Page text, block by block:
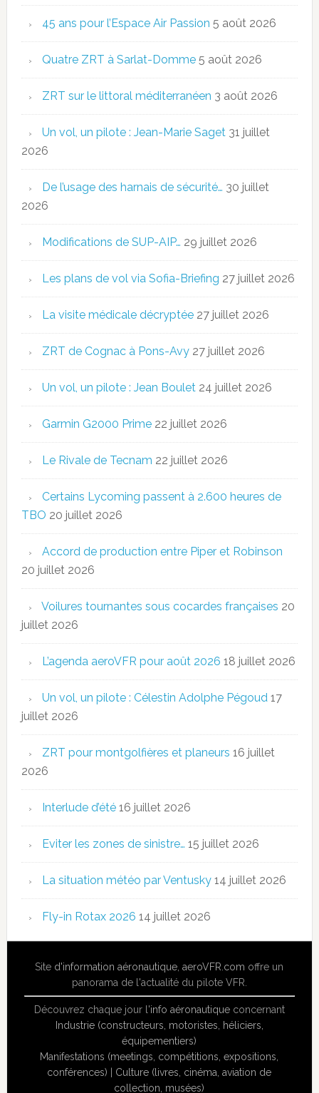
45 ans pour l’Espace Air Passion 5 août 2026
Quatre ZRT à Sarlat-Domme 5 août 2026
ZRT sur le littoral méditerranéen 3 août 2026
Un vol, un pilote : Jean-Marie Saget 31 juillet
2026
De l’usage des harnais de sécurité… 30 juillet
2026
Modifications de SUP-AIP… 29 juillet 2026
Les plans de vol via Sofia-Briefing 27 juillet 2026
La visite médicale décryptée 27 juillet 2026
ZRT de Cognac à Pons-Avy 27 juillet 2026
Un vol, un pilote : Jean Boulet 24 juillet 2026
Garmin G2000 Prime 22 juillet 2026
Le Rivale de Tecnam 22 juillet 2026
Certains Lycoming passent à 2.600 heures de
TBO 20 juillet 2026
Accord de production entre Piper et Robinson
20 juillet 2026
Voilures tournantes sous cocardes françaises 20
juillet 2026
L’agenda aeroVFR pour août 2026 18 juillet 2026
Un vol, un pilote : Célestin Adolphe Pégoud 17
juillet 2026
ZRT pour montgolfières et planeurs 16 juillet
2026
Interlude d’été 16 juillet 2026
Eviter les zones de sinistre… 15 juillet 2026
La situation météo par Ventusky 14 juillet 2026
Fly-in Rotax 2026 14 juillet 2026
Site d'information aéronautique ,aeroVFR.com offre un
panorama de l'actualité du pilote VFR.
Découvrez chaque jour l'info aéronautiqueconcernant
Industrie (constructeurs, motoristes, héliciers,
équipementiers)
Manifestations (meetings, compétitions, expositions,
conférences)
Culture (livres, cinéma, aviation de
collection, musées)